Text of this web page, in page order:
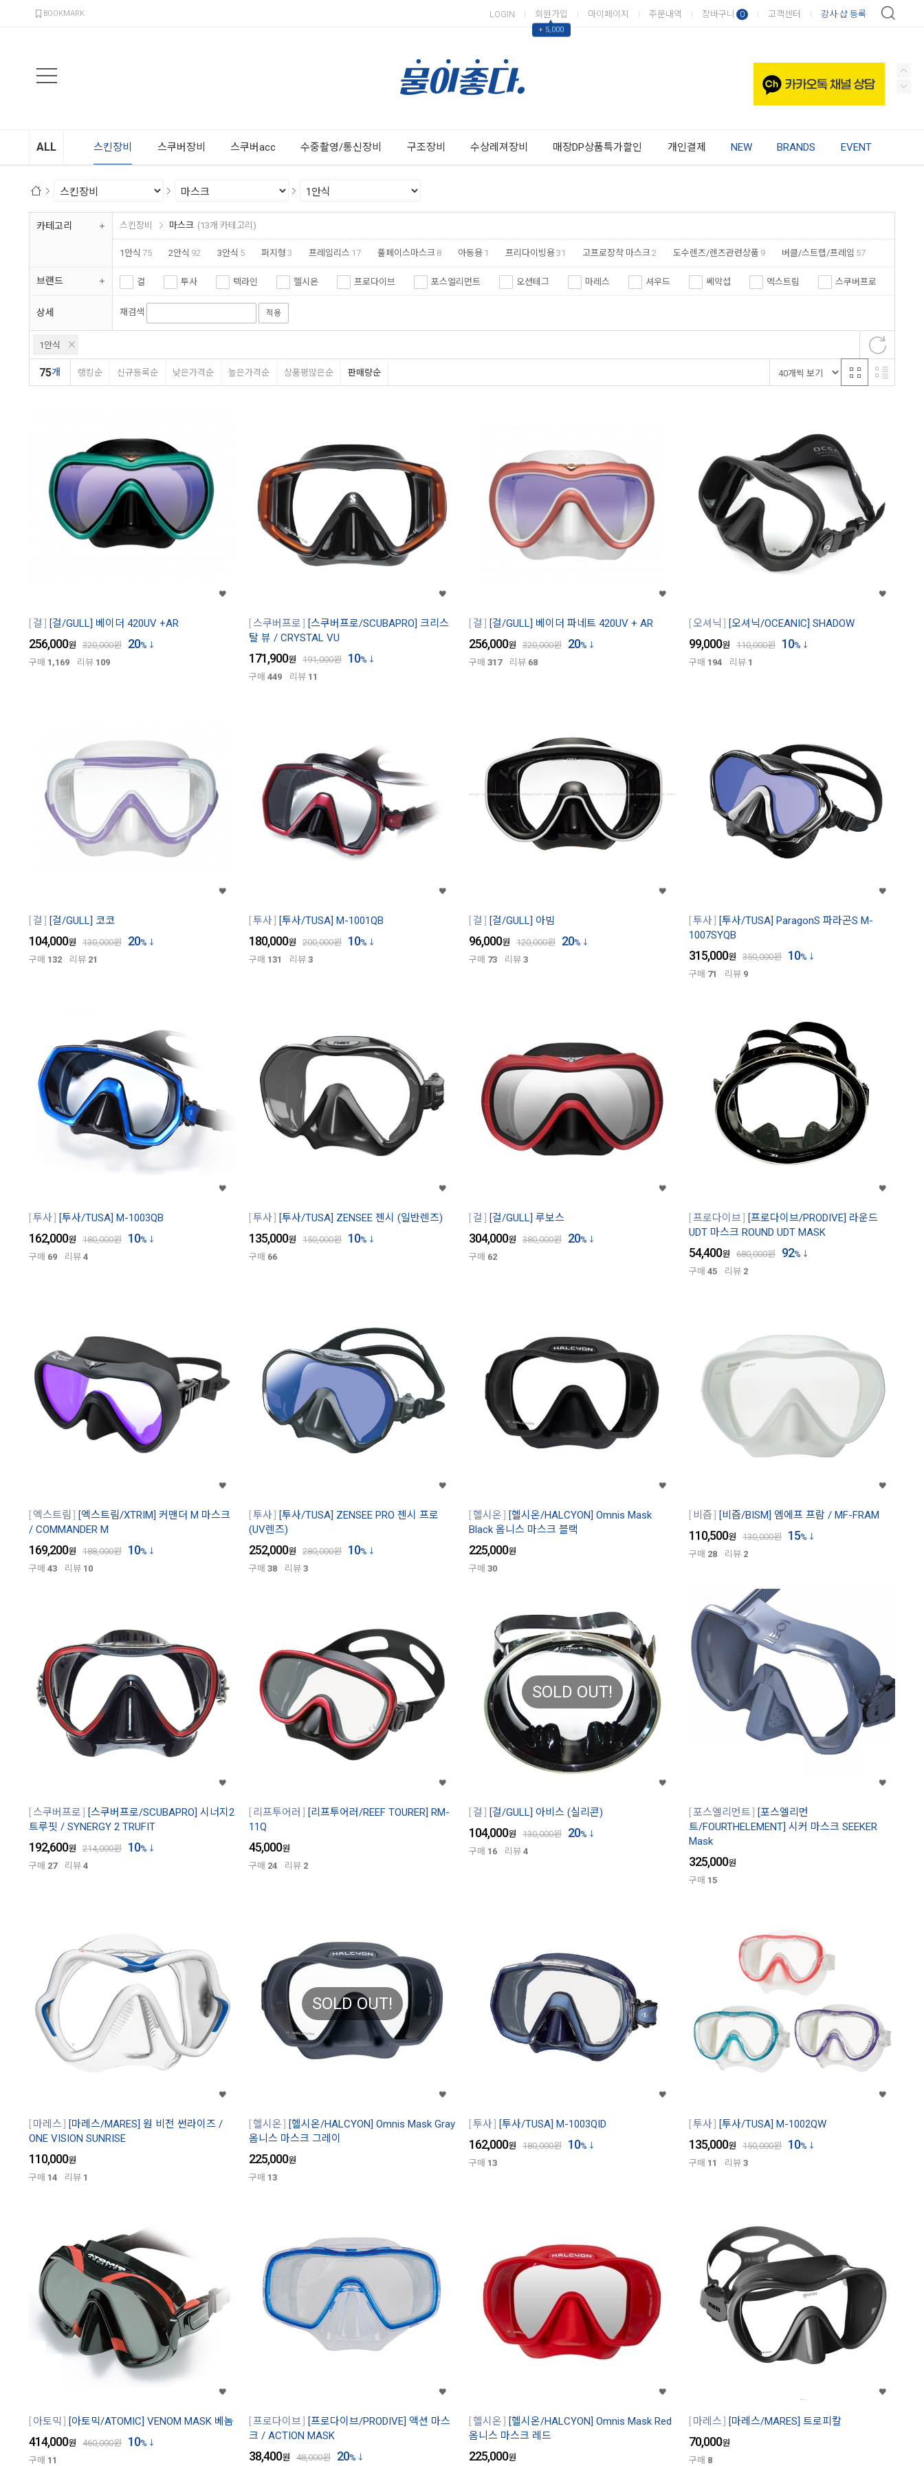
BOOKMARK LOGIN 회원가입
▲
+ 5,000
마이페이지 주문내역 장바구니 0 고객센터 강사·샵 등록
ALL 스킨장비 스쿠버장비 스쿠버acc 수중촬영/통신장비 구조장비 수상레져장비 매장DP상품특가할인 개인결제 NEW BRANDS EVENT
카테고리 스킨장비 마스크 (13개 카테고리)
1안식 75 2안식 92 3안식 5 퍼지형 3 프레임리스 17 풀페이스마스크 8 아동용 1 프리다이빙용31 고프로장착 마스크 2 도수렌즈/렌즈관련상품 9 버클/스트랩/프레임 57
스트랩커버
19 마스크케이스
브랜드 걸 투사 텍라인 헬시온 프로다이브 포스엘리먼트 오션테그 마레스 셔우드 쎄악섭 엑스트림 스쿠버프로
비즘 크레시섭 킹스포츠
아토믹
상세 재검색 적용
1안식
75개 랭킹순 신규등록순 낮은가격순 높은가격순 상품평많은순 판매량순
걸 [걸/GULL] 베이더 420UV +AR
256,000원 320,000원 20%
구매 1,169 리뷰 109
스쿠버프로
[스쿠버프로/SCUBAPRO] 크리스
탈 뷰 / CRYSTAL VU
171,900원 191,000원 10%
구매 449 리뷰 11
걸 [걸/GULL] 베이더 파네트 420UV + AR
256,000원 320,000원 20%
구매 317 리뷰 68
오셔닉 [오셔닉/OCEANIC] SHADOW
99,000원 110,000원 10%
구매 194 리뷰 1
걸 [걸/GULL] 코코
104,000원 130,000원 20%
구매 132 리뷰 21
투사 [투사/TUSA] M-1001QB
180,000원 200,000원 10%
구매 131 리뷰 3
걸 [걸/GULL] 아빔
96,000원 120,000원 20%
구매 73 리뷰 3
투사
[투사/TUSA] ParagonS 파라곤S M-
1007SYQB
315,000원 350,000원 10%
구매 71 리뷰 9
투사 [투사/TUSA] M-1003QB
162,000원 180,000원 10%
구매 69 리뷰 4
투사 [투사/TUSA] ZENSEE 젠시 (일반렌즈)
135,000원 150,000원 10%
구매 66
걸 [걸/GULL] 루보스
304,000원 380,000원 20%
구매 62
프로다이브
[프로다이브/PRODIVE] 라운드
UDT 마스크 ROUND UDT MASK
54,400원 680,000원 92%
구매 45 리뷰 2
엑스트림
[엑스트림/XTRIM] 커맨더 M 마스크
/ COMMANDER M
169,200원 188,000원 10%
구매 43 리뷰 10
투사
[투사/TUSA] ZENSEE PRO 젠시 프로
(UV렌즈)
252,000원 280,000원 10%
구매 38 리뷰 3
헬시온
[헬시온/HALCYON] Omnis Mask
Black 옴니스 마스크 블랙
225,000원
구매 30
비즘 [비즘/BISM] 엠에프 프람 / MF-FRAM
110,500원 130,000원 15%
구매 28 리뷰 2
스쿠버프로
[스쿠버프로/SCUBAPRO] 시너지2
트루핏 / SYNERGY 2 TRUFIT
192,600원 214,000원 10%
구매 27 리뷰 4
리프투어러
[리프투어러/REEF TOURER] RM-
11Q
45,000원
구매 24 리뷰 2
SOLD OUT!
걸 [걸/GULL] 아비스 (실리콘)
104,000원 130,000원 20%
구매 16 리뷰 4
포스엘리먼트
[포스엘리먼
트/FOURTHELEMENT] 시커 마스크 SEEKER
Mask
325,000원
구매 15
마레스
[마레스/MARES] 원 비전 썬라이즈 /
ONE VISION SUNRISE
110,000원
구매 14 리뷰 1
SOLD OUT!
헬시온
[헬시온/HALCYON] Omnis Mask Gray
옴니스 마스크 그레이
225,000원
구매 13
투사 [투사/TUSA] M-1003QID
162,000원 180,000원 10%
구매 13
투사 [투사/TUSA] M-1002QW
135,000원 150,000원 10%
구매 11 리뷰 3
아토믹 [아토믹/ATOMIC] VENOM MASK 베놈
414,000원 460,000원 10%
구매 11
프로다이브
[프로다이브/PRODIVE] 액션 마스
크 / ACTION MASK
38,400원 48,000원 20%
헬시온
[헬시온/HALCYON] Omnis Mask Red
옴니스 마스크 레드
225,000원
마레스 [마레스/MARES] 트로피칼
70,000원
구매 8